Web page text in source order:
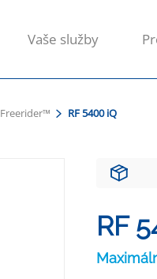
Vaše služby
Freerider™ RF 5400 iQ
RF